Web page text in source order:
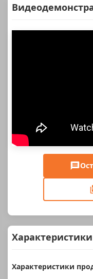
Характеристики